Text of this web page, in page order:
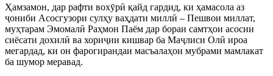
Ҳамзамон, дар рафти вохӯрӣ қайд гардид, ки ҳамасола аз
ҷониби Асосгузори сулҳу ваҳдати миллӣ – Пешвои миллат,
муҳтарам Эмомалӣ Раҳмон Паём дар бораи самтҳои асосии
сиёсати дохилӣ ва хориҷии кишвар ба Маҷлиси Олӣ ироа
мегардад, ки он фарогирандаи масъалаҳои мубрами мамлакат
ба шумор меравад.